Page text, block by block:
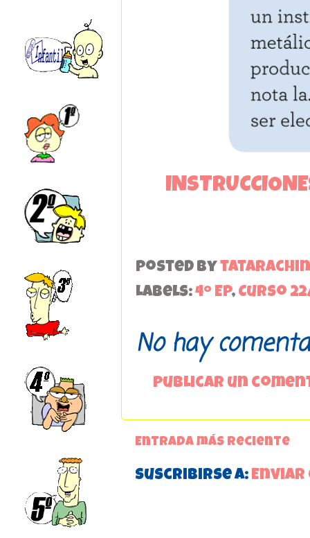
Posted by tatarachin
Labels:4º EP, Curso
No hay
Publicar un
Entrada más reciente
Suscribirse a: Enviar